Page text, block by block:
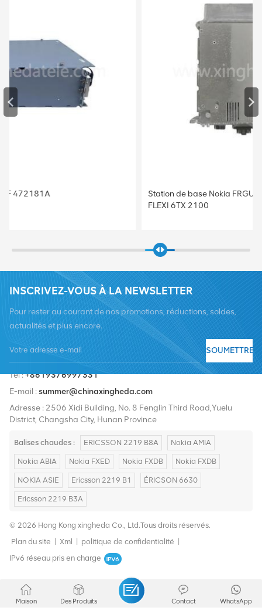
Station de base Nokia FRGU RRU 472956A MODULE RF
INSCRIVEZ-VOUS À LA NEWSLETTER
Pour rester au courant de nos promotions, réductions, soldes,
actualités et plus encore.
SOUMETTRE
Tél :+8619376997331
E-mail :summer@chinaxingheda.com
Adresse : 2506 Xidi Building, No. 8 Fenglin Third Road,Yuelu
District, Changsha City, Hunan Province
Balises chaudes : ERICSSON 2219 B8A Nokia AMIA
Nokia ABIA Nokia FXED Nokia FXDB Nokia FXDB
NOKIA ASIE Ericsson 2219 B1 ÉRICSON 6630
Ericsson 2219 B3A
© 2026 Hong Kong xingheda Co., Ltd.Tous droits réservés.
Plan du site
Xml politique de confidentialité
IPv6 réseau pris en charge
Maison Des Produits WhatsApp
Contact